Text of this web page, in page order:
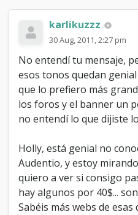
karlikuzzz
30 Aug, 2011, 2:27 pm
No entendí tu mensaje,
esos tonos quedan
que lo prefiero más
los foros y el banner un
no entendí lo que dijiste
Holly, está genial no
Audentio, y estoy
quiero a ver si consigo
hay algunos por 40$...
Sabéis más webs de esas